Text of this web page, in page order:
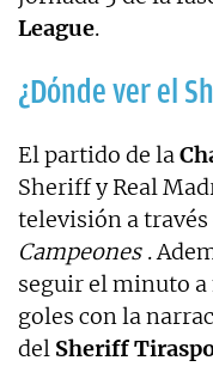
League.
¿Dónde ver el
El partido de la
Sheriff y Real
televisión a través
Campeones .
seguir el minuto
goles con la
del Sheriff